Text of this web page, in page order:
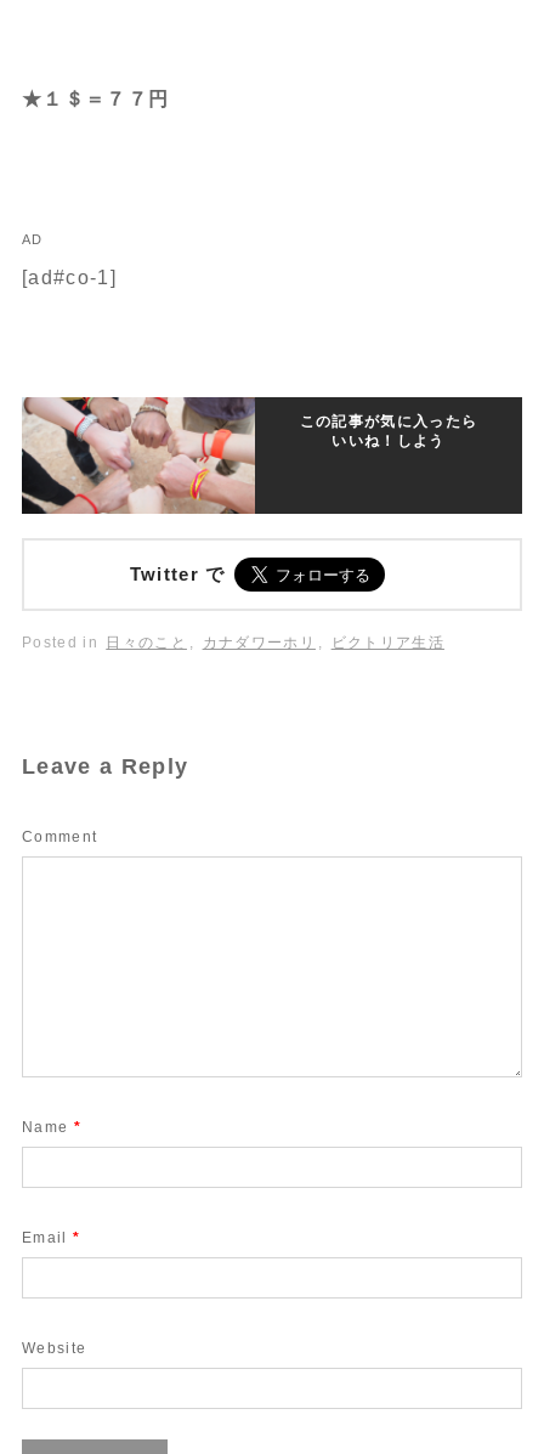
★１＄＝７７円
AD
[ad#co-1]
この記事が気に入ったら
いいね！しよう
Twitter で
Posted in 日々のこと , カナダワーホリ , ビクトリア生活
Leave a Reply
Comment
Name *
Email *
Website